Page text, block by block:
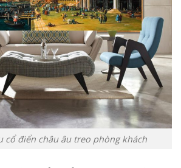
cổ điển châu âu treo phòng khách